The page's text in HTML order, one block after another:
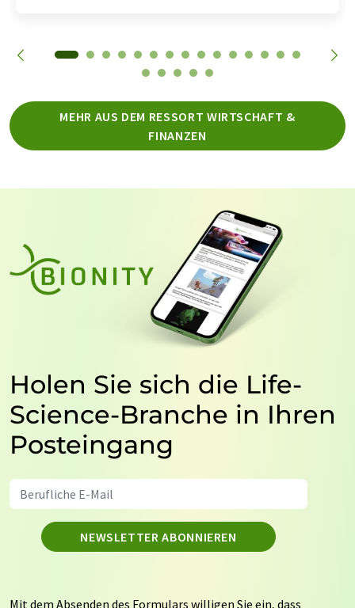
MEHR AUS DEM RESSORT WIRTSCHAFT &
FINANZEN
Holen Sie sich die Life-
Science-Branche in Ihren
Posteingang
NEWSLETTER ABONNIEREN
Mit dem Absenden des Formulars willigen Sie ein, dass